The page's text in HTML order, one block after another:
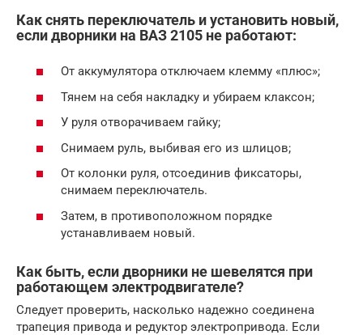
Как снять переключатель и установить новый,
если дворники на ВАЗ 2105 не работают:
От аккумулятора отключаем клемму «плюс»;
Тянем на себя накладку и убираем клаксон;
У руля отворачиваем гайку;
Снимаем руль, выбивая его из шлицов;
От колонки руля, отсоединив фиксаторы,
снимаем переключатель.
Затем, в противоположном порядке
устанавливаем новый.
Как быть, если дворники не шевелятся при
работающем электродвигателе?
Следует проверить, насколько надежно соединена
трапеция привода и редуктор электропривода. Если